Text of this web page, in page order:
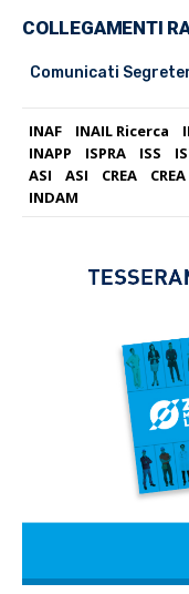
COLLEGAMENTI
Comunicati
INAF INAIL Ricerca
INAPP
ISPRA ISS
ASI
ASI CREA CREA
INDAM